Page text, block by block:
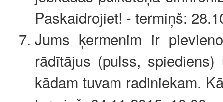
Paskaidrojiet! - termiņš:
Jums ķermenim ir
rādītājus (pulss,
kādam tuvam radiniekam.